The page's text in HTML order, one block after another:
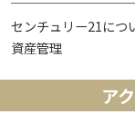
センチュリー21につ
資産管理
ア